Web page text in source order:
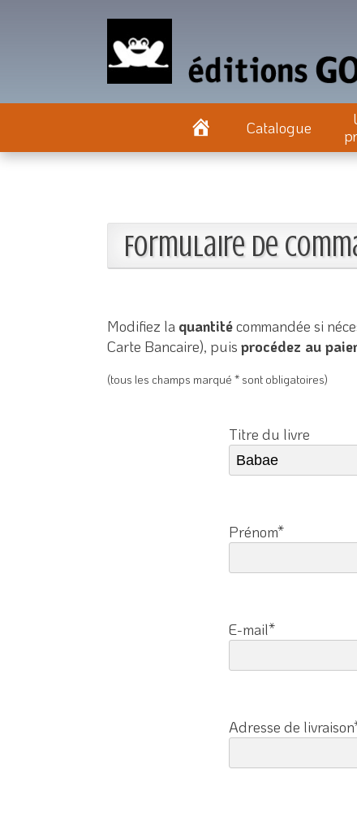
Catalogue
Formulaire de
Modifiez la quantitécommandée si
Carte Bancaire), puis procédez au
(tous les champs marqué * sont obligatoires)
Titre du livre
Prénom*
E-mail*
Adresse de